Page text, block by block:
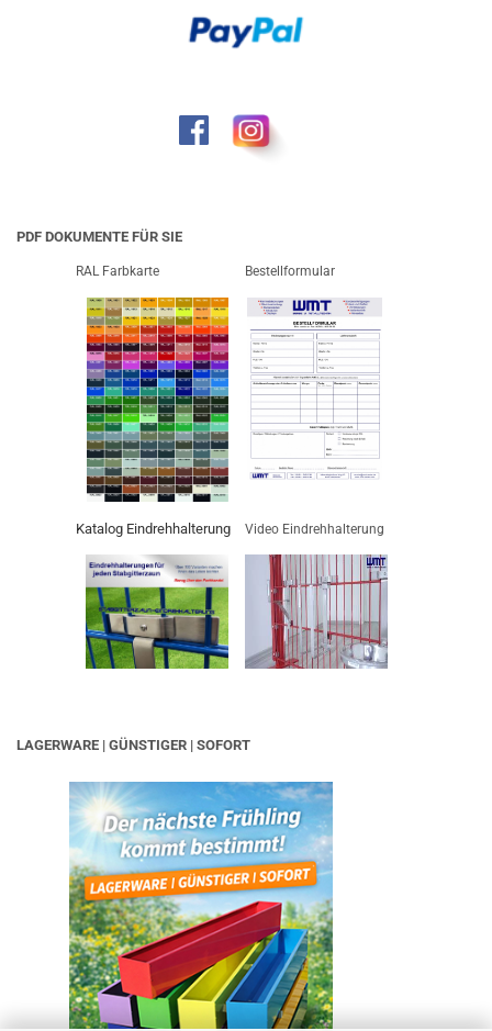
PDF DOKUMENTE FÜR SIE
RAL Farbkarte Bestellformular
Katalog Eindrehhalterung Video Eindrehhalterung
LAGERWARE | GÜNSTIGER | SOFORT